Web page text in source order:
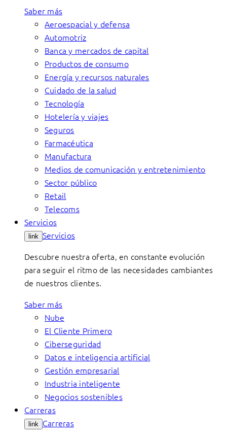
Saber más
Aeroespacial y defensa
Automotriz
Banca y mercados de capital
Productos de consumo
Energía y recursos naturales
Cuidado de la salud
Tecnología
Hotelería y viajes
Seguros
Farmacéutica
Manufactura
Medios de comunicación y entretenimiento
Sector público
Retail
Telecoms
Servicios
link Servicios
Descubre nuestra oferta, en constante evolución
para seguir el ritmo de las necesidades cambiantes
de nuestros clientes.
Saber más
Nube
El Cliente Primero
Ciberseguridad
Datos e inteligencia artificial
Gestión empresarial
Industria inteligente
Negocios sostenibles
Carreras
link Carreras